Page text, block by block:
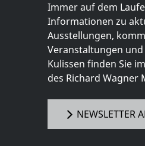
Immer auf dem
Informationen zu
Ausstellungen,
Veranstaltungen
Kulissen finden Sie
des Richard Wagner
NEWSLETTER